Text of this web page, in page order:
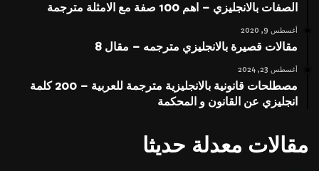
الصفات بالانجليزي – اهم 100 صفة مع الامثلة مترجمة
أغسطس 9, 2020
مقالات قصيرة بالانجليزي مترجمه – مقال 8
أغسطس 23, 2024
مصطلحات قانونية بالانجليزية مترجمة للعربية – 200 كلمة
انجليزي عن القانون و المحكمة
مقالات معدلة حديثا